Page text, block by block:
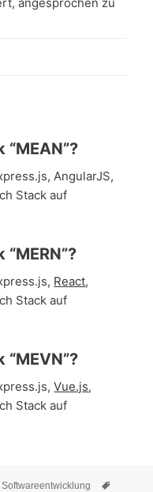
angesprochen zu
AngularJS,
Stack auf
React,
Stack auf
Vue.js,
Stack auf
Kategorien
Softwareentwicklung